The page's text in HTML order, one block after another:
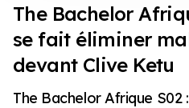
The Bachelor
se fait éliminer
devant Clive Ketu
The Bachelor Afrique S02